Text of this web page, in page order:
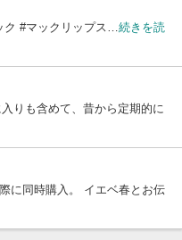
ク #マックリップス…続きを読
りも含めて、昔から定期的に
に同時購入。 イエベ春とお伝